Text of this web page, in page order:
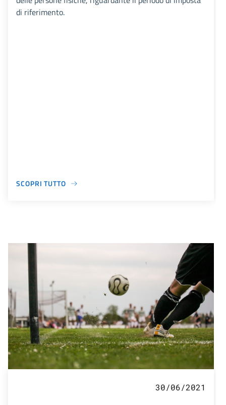
di riferimento.
SCOPRI TUTTO
30/06/2021